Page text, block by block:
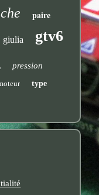
paire
giulia gtv6
pression
type